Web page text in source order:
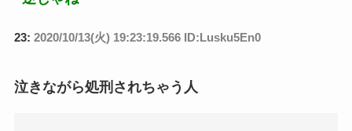
23: 2020/10/13(火) 19:23:19.566 ID:Lusku5En0
泣きながら処刑されちゃう人